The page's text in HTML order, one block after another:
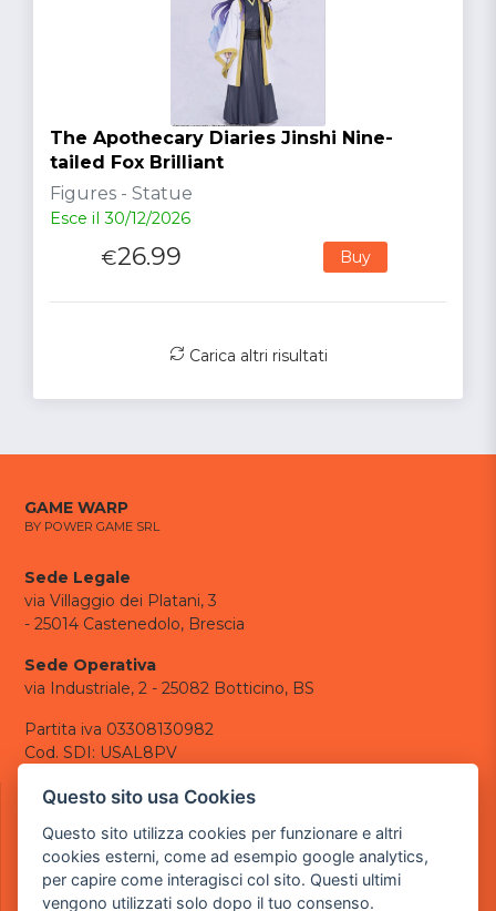
The Apothecary Diaries Jinshi Nine-
tailed Fox Brilliant
Figures - Statue
Esce il 30/12/2026
€26.99 Buy
Carica altri risultati
GAME WARP
BY POWER GAME SRL
Sede Legale
via Villaggio dei Platani, 3
- 25014 Castenedolo, Brescia
Sede Operativa
via Industriale, 2 - 25082 Botticino, BS
Partita iva 03308130982
Cod. SDI: USAL8PV
CONTATTI
tel.: +39 030 376 2377
tel.: +39 030 336 6259
pec:powergamesrl@legalmail.it
Questo sito usa Cookies
Questo sito utilizza cookies per funzionare e altri
cookies esterni, come ad esempio google analytics,
per capire come interagisci col sito. Questi ultimi
vengono utilizzati solo dopo il tuo consenso.